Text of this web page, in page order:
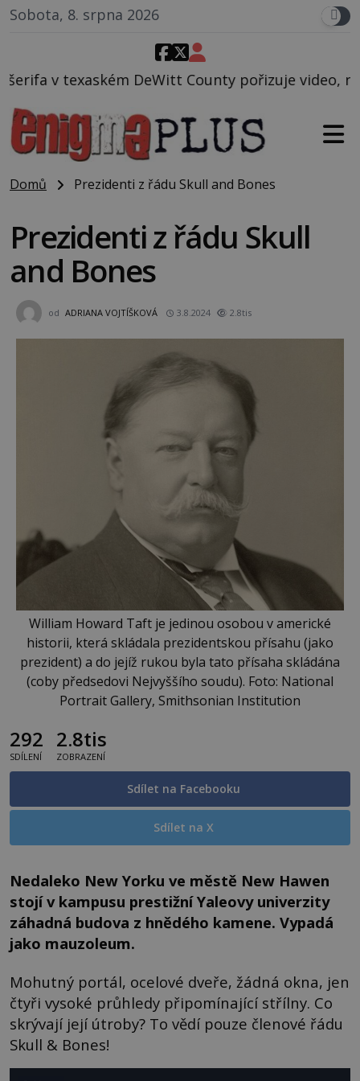
Sobota, 8. srpna 2026
County pořizuje video, na kterém před jeho
Domů Prezidenti z řádu Skull and Bones
Prezidenti z řádu Skull
and Bones
od ADRIANA VOJTÍŠKOVÁ 3.8.2024 2.8tis
William Howard Taft je jedinou osobou v americké
historii, která skládala prezidentskou přísahu (jako
prezident) a do jejíž rukou byla tato přísaha skládána
(coby předsedovi Nejvyššího soudu). Foto: National
Portrait Gallery, Smithsonian Institution
292
SDÍLENÍ
2.8tis
ZOBRAZENÍ
Sdílet na Facebooku
Sdílet na X
Nedaleko New Yorku ve městě New Hawen
stojí v kampusu prestižní Yaleovy univerzity
záhadná budova z hnědého kamene. Vypadá
jako mauzoleum.
Mohutný portál, ocelové dveře, žádná okna, jen
čtyři vysoké průhledy připomínající střílny. Co
skrývají její útroby? To vědí pouze členové řádu
Skull & Bones!